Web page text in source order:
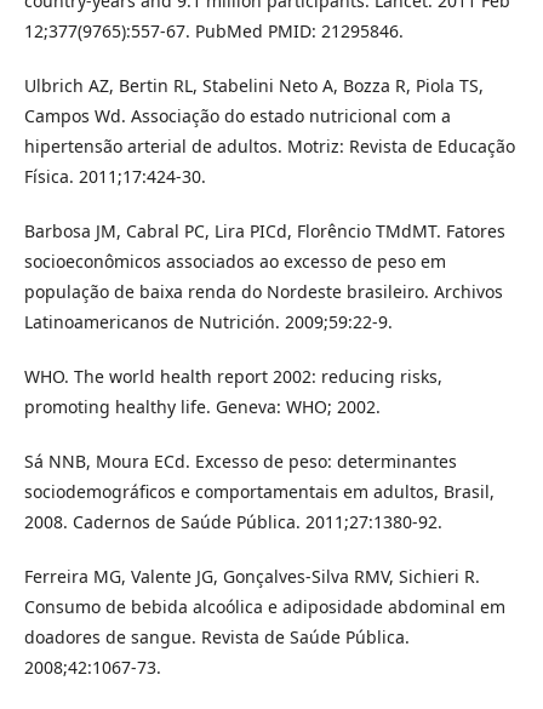
12;377(9765):557-67. PubMed PMID: 21295846.
Ulbrich AZ, Bertin RL, Stabelini Neto A, Bozza R, Piola TS,
Campos Wd. Associação do estado nutricional com a
hipertensão arterial de adultos. Motriz: Revista de Educação
Física. 2011;17:424-30.
Barbosa JM, Cabral PC, Lira PICd, Florêncio TMdMT. Fatores
socioeconômicos associados ao excesso de peso em
população de baixa renda do Nordeste brasileiro. Archivos
Latinoamericanos de Nutrición. 2009;59:22-9.
WHO. The world health report 2002: reducing risks,
promoting healthy life. Geneva: WHO; 2002.
Sá NNB, Moura ECd. Excesso de peso: determinantes
sociodemográficos e comportamentais em adultos, Brasil,
2008. Cadernos de Saúde Pública. 2011;27:1380-92.
Ferreira MG, Valente JG, Gonçalves-Silva RMV, Sichieri R.
Consumo de bebida alcoólica e adiposidade abdominal em
doadores de sangue. Revista de Saúde Pública.
2008;42:1067-73.